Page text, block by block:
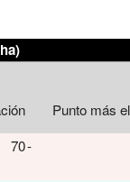
Punto más
70-